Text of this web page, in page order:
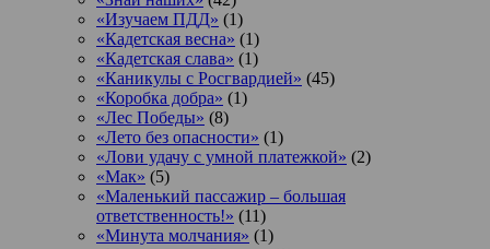
«Изучаем ПДД» (1)
«Кадетская весна» (1)
«Кадетская слава» (1)
«Каникулы с Росгвардией» (45)
«Коробка добра» (1)
«Лес Победы» (8)
«Лето без опасности» (1)
«Лови удачу с умной платежкой» (2)
«Мак» (5)
«Маленький пассажир – большая
ответственность!» (11)
«Минута молчания» (1)